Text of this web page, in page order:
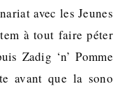
avec les Jeunes
à tout faire péter
Zadig ‘n’ Pomme
avant que la sono